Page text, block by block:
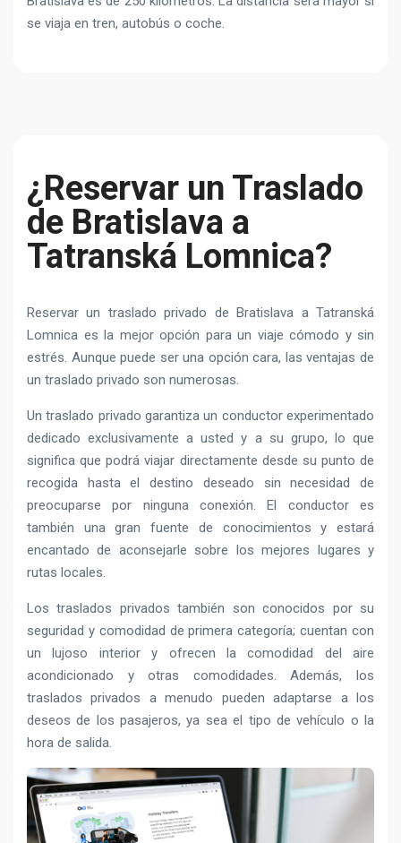
se viaja en tren, autobús o coche.
¿Reservar un Traslado
de Bratislava a
Tatranská Lomnica?
Reservar un traslado privado de Bratislava a Tatranská
Lomnica es la mejor opción para un viaje cómodo y sin
estrés. Aunque puede ser una opción cara, las ventajas de
un traslado privado son numerosas.
Un traslado privado garantiza un conductor experimentado
dedicado exclusivamente a usted y a su grupo, lo que
significa que podrá viajar directamente desde su punto de
recogida hasta el destino deseado sin necesidad de
preocuparse por ninguna conexión. El conductor es
también una gran fuente de conocimientos y estará
encantado de aconsejarle sobre los mejores lugares y
rutas locales.
Los traslados privados también son conocidos por su
seguridad y comodidad de primera categoría; cuentan con
un lujoso interior y ofrecen la comodidad del aire
acondicionado y otras comodidades. Además, los
traslados privados a menudo pueden adaptarse a los
deseos de los pasajeros, ya sea el tipo de vehículo o la
hora de salida.